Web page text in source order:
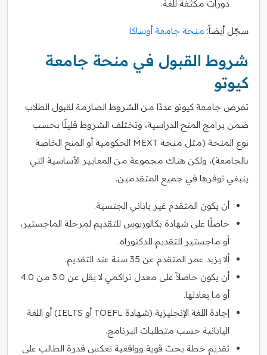
دورات مكثفة للغة.
سجّل أيضاً: منحة جامعة أوساكا
شروط القبول في منحة جامعة
كيوتو
تفرض جامعة كيوتو عددًا من الشروط الصارمة لقبول الطلاب
ضمن برامج المنح الدراسية، وتختلف الشروط قليلًا بحسب
نوع المنحة (مثل منحة MEXT الحكومية أو المنح الخاصة
بالجامعة)، ولكن هناك مجموعة من المعايير الأساسية التي
ينبغي توفرها في جميع المتقدمين.
أن يكون المتقدم غير ياباني الجنسية.
حاصلًا على شهادة بكالوريوس للتقديم لمرحلة الماجستير،
أو ماجستير للتقديم للدكتوراه.
ألا يزيد عمر المتقدم عن 35 سنة عند التقديم.
أن يكون حاصلاً على معدل تراكمي لا يقل عن 3.0 من 4.0
أو ما يعادلها.
إجادة اللغة الإنجليزية (شهادة TOEFL أو IELTS) أو اللغة
اليابانية حسب متطلبات البرنامج.
تقديم خطة بحث قوية وواقعية تعكس قدرة الطالب على